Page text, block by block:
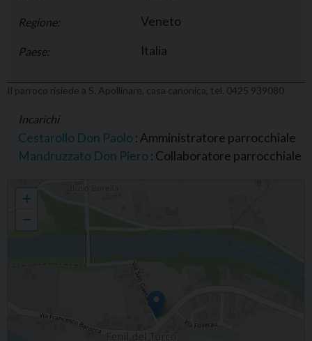
Regione: Veneto
Paese: Italia
Il parroco risiede a S. Apollinare, casa canonica, tel. 0425 939080
Incarichi
Cestarollo Don Paolo : Amministratore parrocchiale
Mandruzzato Don Piero : Collaboratore parrocchiale
Parrocchia di S. Giovanni Nepomuceno, Fenil del Turco
+
−